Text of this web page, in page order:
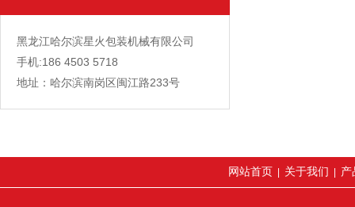
黑龙江哈尔滨星火包装机械有限公司
手机:186 4503 5718
地址：哈尔滨南岗区闽江路233号
网站首页 关于我们 产